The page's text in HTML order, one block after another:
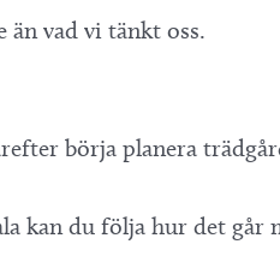
än vad vi tänkt oss.
börja planera
kan du följa hur det går